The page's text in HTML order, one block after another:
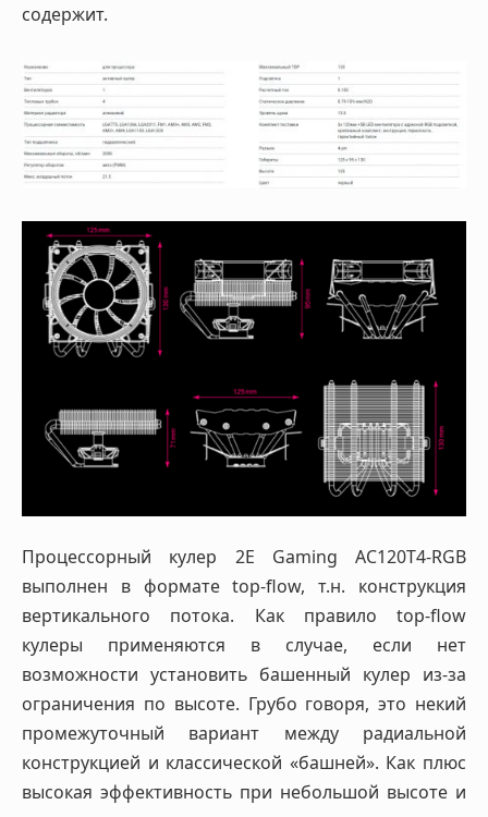
содержит.
Процессорный кулер 2E Gaming AC120T4-RGB
выполнен в формате top-flow, т.н. конструкция
вертикального потока. Как правило top-flow
кулеры применяются в случае, если нет
возможности установить башенный кулер из-за
ограничения по высоте. Грубо говоря, это некий
промежуточный вариант между радиальной
конструкцией и классической «башней». Как плюс
высокая эффективность при небольшой высоте и